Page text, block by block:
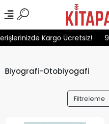
Kargo Ücretsiz!
Biyografi-Otobiyogafi
Filtreleme